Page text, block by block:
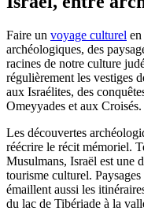
Faire un voyage culturel en
archéologiques, des
racines de notre culture
régulièrement les vestiges
aux Israélites, des
Omeyyades et aux Croisés.
Les découvertes
réécrire le récit mémoriel.
Musulmans, Israël est une
tourisme culturel.
émaillent aussi les
du lac de Tibériade à la